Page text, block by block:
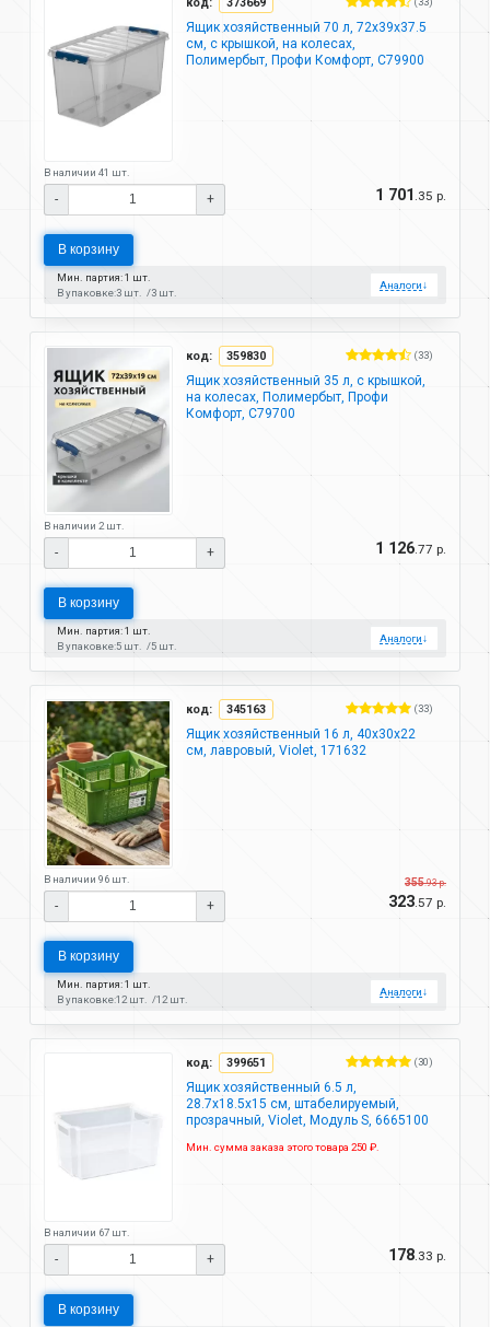
Ящик хозяйственный 70 л, 72х39х37.5
см, с крышкой, на колесах,
Полимербыт, Профи Комфорт, С79900
В наличии 41 шт.
- + 1 701 .35 р.
В корзину
Мин. партия: 1 шт.
В упаковке:3 шт. 3 шт.
Аналоги↓
код: 359830 (33)
Ящик хозяйственный 35 л, с крышкой,
на колесах, Полимербыт, Профи
Комфорт, С79700
В наличии 2 шт.
- + 1 126 .77 р.
В корзину
Мин. партия: 1 шт.
В упаковке:5 шт. 5 шт.
Аналоги↓
код: 345163 (33)
Ящик хозяйственный 16 л, 40х30х22
см, лавровый, Violet, 171632
В наличии 96 шт.
- +
355.93 р.
323.57 р.
В корзину
Мин. партия: 1 шт.
В упаковке:12 шт. 12 шт.
Аналоги↓
код: 399651 (30)
Ящик хозяйственный 6.5 л,
28.7х18.5х15 см, штабелируемый,
прозрачный, Violet, Модуль S, 6665100
Мин. сумма заказа этого товара 250 ₽.
В наличии 67 шт.
- + 178 .33 р.
В корзину